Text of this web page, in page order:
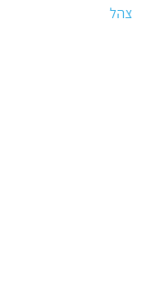
צהל